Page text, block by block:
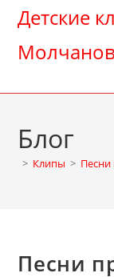
Перейти
содержимому
Детские
Блог
> Клипы > Песни
Песни